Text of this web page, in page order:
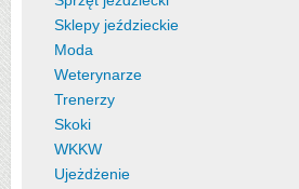
Sklepy jeździeckie
Moda
Weterynarze
Trenerzy
Skoki
WKKW
Ujeżdżenie